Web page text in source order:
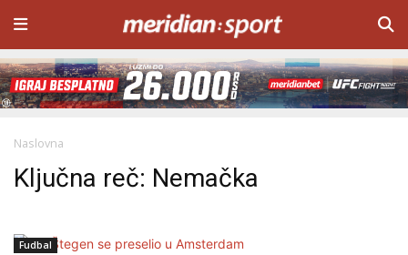
Naslovna
Ključna reč: Nemačka
Fudbal